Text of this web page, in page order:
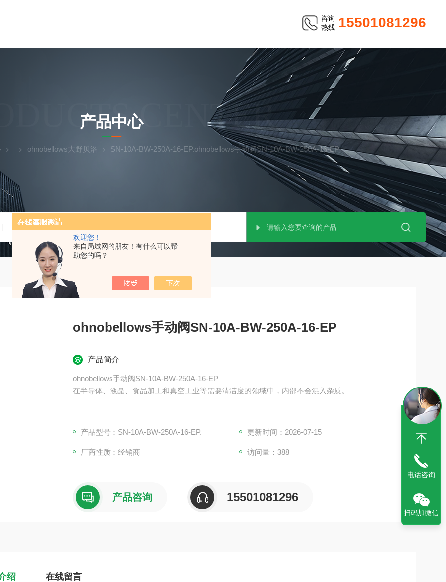
欢迎您！
来自局域网的朋友！有什么可以帮
助您的吗？
咨询
热线 15501081296
技术文章
CENTER
产品中心
ohnobellows大野贝洛 SN-10A-BW-250A-16-EP.ohnobellows手动阀SN-10A-BW-250A-16-EP
ohnobellows手动阀SN-10A-BW-250A-16-EP
产品简介
ohnobellows手动阀SN-10A-BW-250A-16-EP
在半导体、液晶、食品加工和真空工业等需要清洁度的领域中，内部不会混入杂质。
产品型号：SN-10A-BW-250A-16-EP. 更新时间：2026-07-15
厂商性质：经销商 访问量：388
产品咨询 15501081296
绍 在线留言
电话咨询
扫码加微信